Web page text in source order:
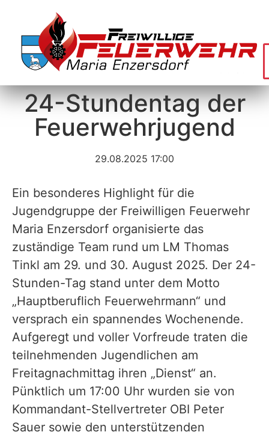
24-Stundentag der
Feuerwehrjugend
29.08.2025 17:00
Ein besonderes Highlight für die
Jugendgruppe der Freiwilligen Feuerwehr
Maria Enzersdorf organisierte das
zuständige Team rund um LM Thomas
Tinkl am 29. und 30. August 2025. Der 24-
Stunden-Tag stand unter dem Motto
„Hauptberuflich Feuerwehrmann“ und
versprach ein spannendes Wochenende.
Aufgeregt und voller Vorfreude traten die
teilnehmenden Jugendlichen am
Freitagnachmittag ihren „Dienst“ an.
Pünktlich um 17:00 Uhr wurden sie von
Kommandant-Stellvertreter OBI Peter
Sauer sowie den unterstützenden